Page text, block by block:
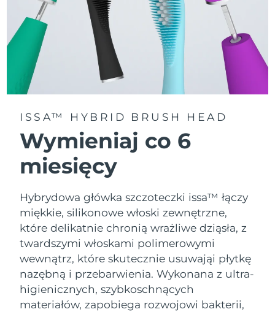
ISSA™ HYBRID BRUSH HEAD
Wymieniaj co 6
miesięcy
Hybrydowa główka szczoteczki issa™ łączy
miękkie, silikonowe włoski zewnętrzne,
które delikatnie chronią wrażliwe dziąsła, z
twardszymi włoskami polimerowymi
wewnątrz, które skutecznie usuwająi płytkę
nazębną i przebarwienia. Wykonana z ultra-
higienicznych, szybkoschnących
materiałów, zapobiega rozwojowi bakterii,